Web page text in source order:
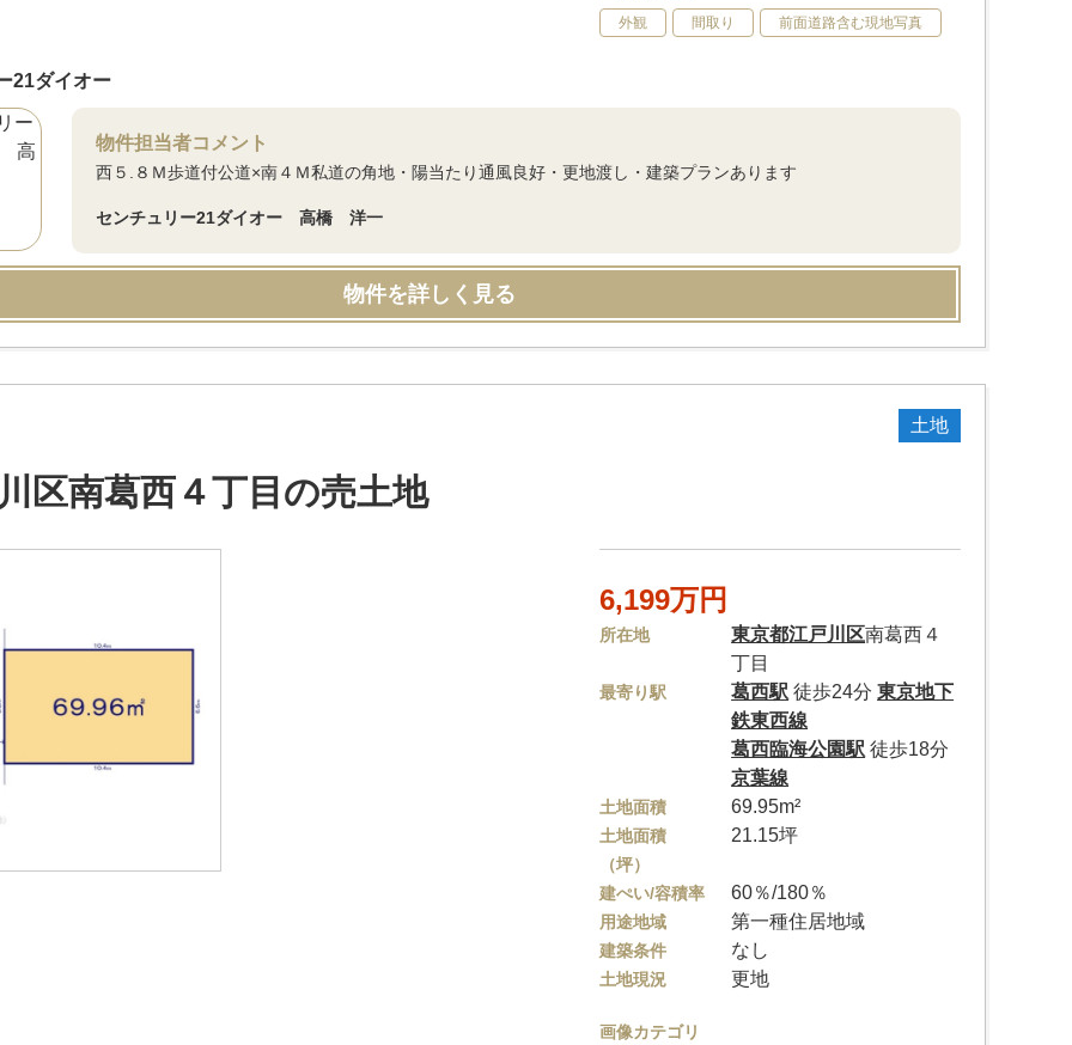
外観 間取り 前面道路含む現地写真
21ダイオー
物件担当者コメント
西５.８Ｍ歩道付公道×南４Ｍ私道の角地・陽当たり通風良好・更地渡し・建築プランあります
センチュリー21ダイオー 高橋 洋一
物件を詳しく見る
土地
区南葛西４丁目の売土地
6,199万円
所在地 東京都江戸川区南葛西４
丁目
最寄り駅 葛西駅 徒歩24分東京地下
鉄東西線
葛西臨海公園駅 徒歩18分
京葉線
土地面積 69.95m²
土地面積
（坪）
21.15坪
建ぺい/容積率 60％/180％
用途地域 第一種住居地域
建築条件 なし
土地現況 更地
画像カテゴリ